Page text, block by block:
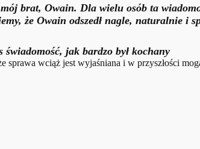
brat, Owain. Dla wielu osób ta
że Owain odszedł nagle, naturalnie i
jak bardzo był kochany
wciąż jest wyjaśniana i w przyszłości